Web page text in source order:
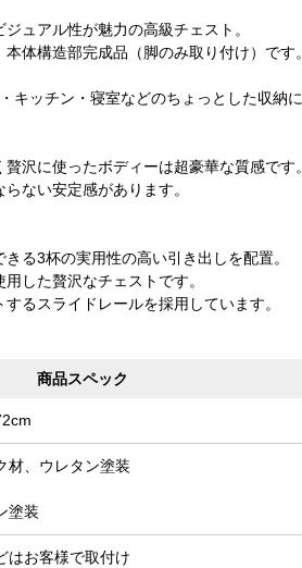
ュアル性が魅力の高級チェスト。
体構造部完成品（脚のみ取り付け）です。
キッチン・寝室などのちょっとした収納に
沢に使ったボディーは超豪華な質感です。
ない安定感があります。
る3杯の実用性の高い引き出しを配置。
した贅沢なチェストです。
るスライドレールを採用しています。
商品スペック
、ウレタン塗装
塗装
はお客様で取付け